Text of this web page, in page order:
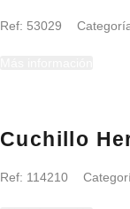
Ref: 53029
Cuchillo
Ref: 114210